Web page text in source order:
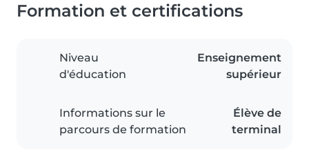
Formation et certifications
Niveau
d'éducation
Enseignement
supérieur
Informations sur le
parcours de formation
Élève de
terminal